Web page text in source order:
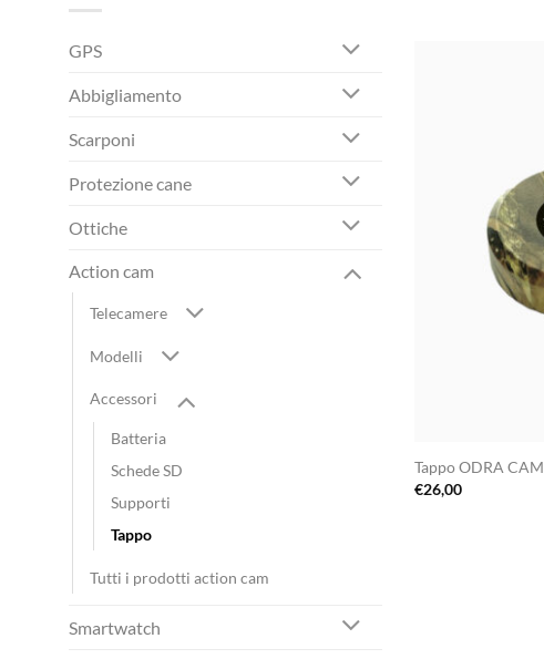
GPS
Abbigliamento
Scarponi
Protezione cane
Ottiche
Action cam
Telecamere
Modelli
Accessori
Batteria
Schede SD
Supporti
Tappo
Tutti i prodotti action cam
Smartwatch
Tappo ODRA CAM
€26,00